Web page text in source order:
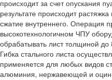
происходит за счет опускания
результате происходит
сжатие внутреннего. Операция
высокотехнологичном ЧПУ
обрабатывать лист толщиной
Гибка стального листа
применяется для любых видов
алюминия, нержавеющей и